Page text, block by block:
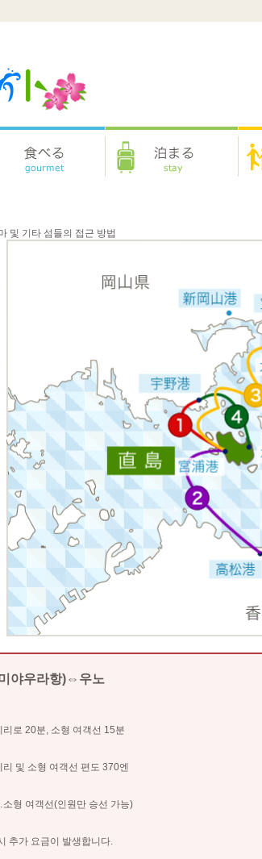
및 기타 섬들의 접근 방법
야우라항)⇔우노
리로 20분, 소형 여객선 15분
리 및 소형 여객선 편도 370엔
형 여객선(인원만 승선 가능)
추가 요금이 발생합니다.